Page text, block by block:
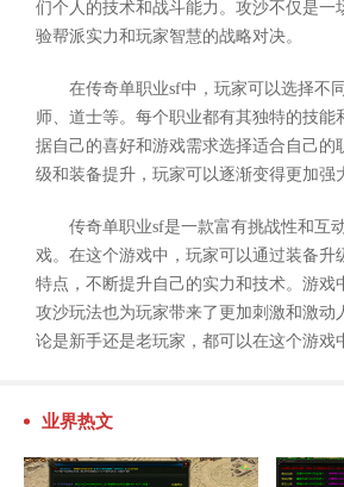
们个人的技术和战斗能力。攻沙不仅是一
验帮派实力和玩家智慧的战略对决。
在传奇单职业sf中，玩家可以选择不
师、道士等。每个职业都有其独特的技能
据自己的喜好和游戏需求选择适合自己的
级和装备提升，玩家可以逐渐变得更加强
传奇单职业sf是一款富有挑战性和互
戏。在这个游戏中，玩家可以通过装备升
特点，不断提升自己的实力和技术。游戏
攻沙玩法也为玩家带来了更加刺激和激动
论是新手还是老玩家，都可以在这个游戏
业界热文